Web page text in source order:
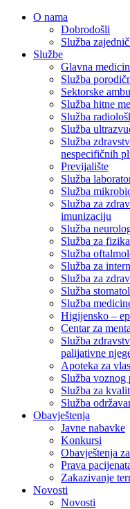
O nama
Dobrodošli
Služba
Službe
Glavna
Služba
Sektorske
Služba hitne
Služba
Služba
Služba
nespecifičnih
Previjalište
Služba
Služba
Služba za
imunizaciju
Služba
Služba za
Služba
Služba za
Služba za
Služba
Služba
Higijensko –
Centar za
Služba
palijativne
Apoteka za
Služba voznog
Služba za
Služba
Obavještenja
Javne nabavke
Konkursi
Obavještenja
Prava
Zakazivanje
Novosti
Novosti